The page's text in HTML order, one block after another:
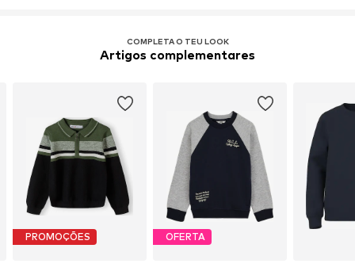
COMPLETA O TEU LOOK
Artigos complementares
PROMOÇÕES OFERTA